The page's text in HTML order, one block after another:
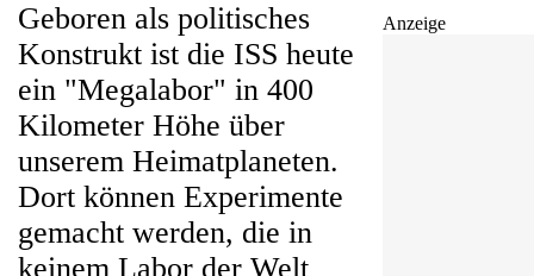
Anzeige
Geboren als politisches
Konstrukt ist die ISS heute
ein "Megalabor" in 400
Kilometer Höhe über
unserem Heimatplaneten.
Dort können Experimente
gemacht werden, die in
keinem Labor der Welt